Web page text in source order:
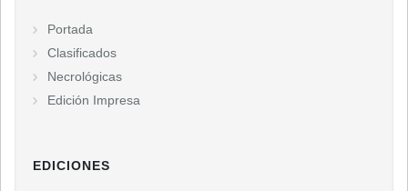
Portada
Clasificados
Necrológicas
Edición Impresa
EDICIONES